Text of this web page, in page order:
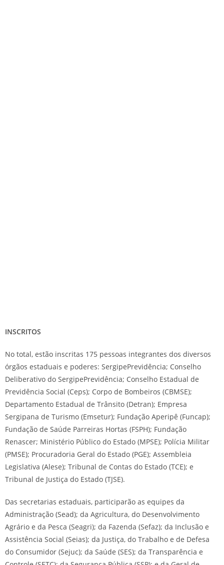
INSCRITOS
No total, estão inscritas 175 pessoas integrantes dos diversos
órgãos estaduais e poderes: SergipePrevidência; Conselho
Deliberativo do SergipePrevidência; Conselho Estadual de
Previdência Social (Ceps); Corpo de Bombeiros (CBMSE);
Departamento Estadual de Trânsito (Detran); Empresa
Sergipana de Turismo (Emsetur); Fundação Aperipê (Funcap);
Fundação de Saúde Parreiras Hortas (FSPH); Fundação
Renascer; Ministério Público do Estado (MPSE); Polícia Militar
(PMSE); Procuradoria Geral do Estado (PGE); Assembleia
Legislativa (Alese); Tribunal de Contas do Estado (TCE); e
Tribunal de Justiça do Estado (TJSE).
Das secretarias estaduais, participarão as equipes da
Administração (Sead); da Agricultura, do Desenvolvimento
Agrário e da Pesca (Seagri); da Fazenda (Sefaz); da Inclusão e
Assistência Social (Seias); da Justiça, do Trabalho e de Defesa
do Consumidor (Sejuc); da Saúde (SES); da Transparência e